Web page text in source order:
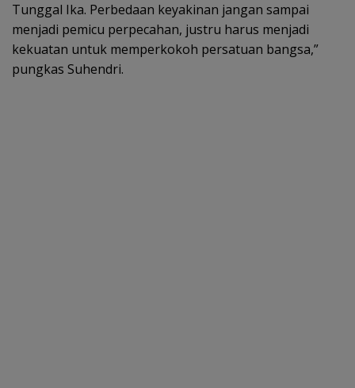
Tunggal Ika. Perbedaan keyakinan jangan sampai
menjadi pemicu perpecahan, justru harus menjadi
kekuatan untuk memperkokoh persatuan bangsa,”
pungkas Suhendri.